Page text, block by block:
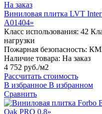
На заказ
Виниловая плитка LVT
A01404»
Класс использования: 42
нагрузки
Пожарная безопасность:
Наличие товара: На заказ
4 752 руб./м2
Рассчитать стоимость
В избранное В избранном
Сравнить